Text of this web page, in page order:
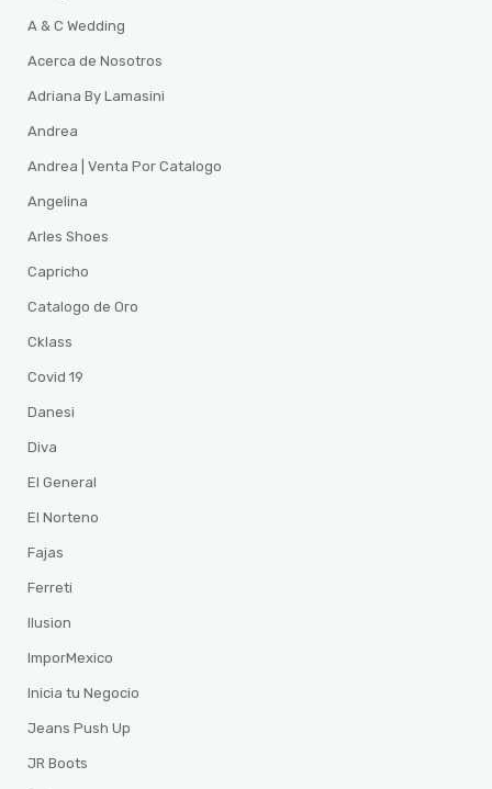
A & C Wedding
Acerca de Nosotros
Adriana By Lamasini
Andrea
Andrea | Venta Por Catalogo
Angelina
Arles Shoes
Capricho
Catalogo de Oro
Cklass
Covid 19
Danesi
Diva
El General
El Norteno
Fajas
Ferreti
Ilusion
ImporMexico
Inicia tu Negocio
Jeans Push Up
JR Boots